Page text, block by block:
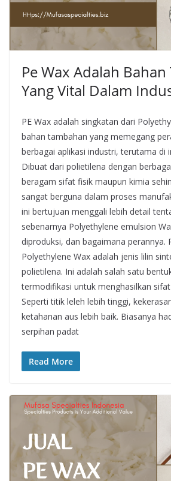
Pe Wax Adalah
Yang Vital Dalam
PE Wax adalah singkatan dari
bahan tambahan yang memegang
berbagai aplikasi industri, terutama di
Dibuat dari polietilena dengan
beragam sifat fisik maupun kimia
sangat berguna dalam proses
ini bertujuan menggali lebih detail
sebenarnya Polyethylene emulsion
diproduksi, dan bagaimana perannya.
Polyethylene Wax adalah jenis lilin
polietilena. Ini adalah salah satu
termodifikasi untuk menghasilkan
Seperti titik leleh lebih tinggi,
ketahanan aus lebih baik. Biasanya
serpihan padat
Read More